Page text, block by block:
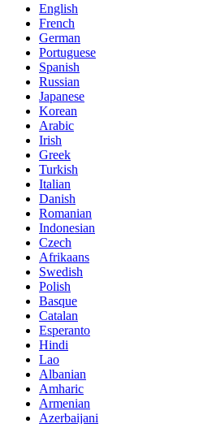
English
French
German
Portuguese
Spanish
Russian
Japanese
Korean
Arabic
Irish
Greek
Turkish
Italian
Danish
Romanian
Indonesian
Czech
Afrikaans
Swedish
Polish
Basque
Catalan
Esperanto
Hindi
Lao
Albanian
Amharic
Armenian
Azerbaijani